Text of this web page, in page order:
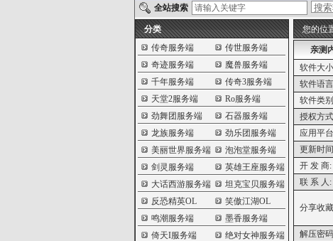
全站搜索
分类
传奇服务端
传世服务端
奇迹服务端
魔兽服务端
千年服务端
传奇3服务端
天堂2服务端
Ro服务端
劲舞团服务端
石器服务端
龙族服务端
劲乐团服务端
美丽世界服务端
泡泡堂服务端
剑灵服务端
英雄王座服务端
大话西游服务端
坦克宝贝服务端
反恐精英OL
笑傲江湖OL
鸣潮服务端
墨香服务端
倚天I服务端
绝对女神服务端
您的位
亲测
软件大
软件语
软件类
授权方
应用平
更新时
开 发 商:
联 系 人:
分享收藏
解压密